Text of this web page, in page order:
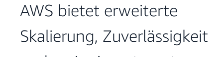
AWS bietet erweiterte
Skalierung, Zuverlässigkeit